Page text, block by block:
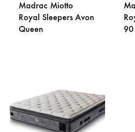
Madrac Miotto
Royal Sleepers Avon
Queen
ŽELJA
90